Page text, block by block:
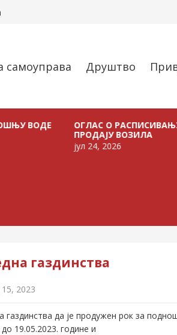
самоуправа Друштво
ОГЛАС О РАСПИСИВАЊУ ЈАВНЕ
ПРОДАЈУ ВОЗИЛА
јул 24, 2026
газдинства
15, 2023
да је продужен рок за
19.05.2023. године и